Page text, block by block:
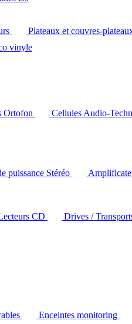
Plateaux et couvres-
vinyle
Ortofon Cellules Audio-
puissance Stéréo
CD Drives /
Enceintes monitoring